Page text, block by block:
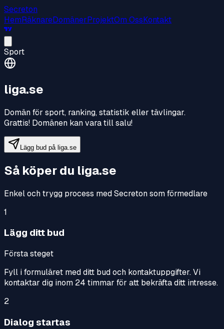
Secreton
HemRäknareDomänerProjektOm OssKontakt
Sport
liga.se
Domän för sport, ranking, statistik eller tävlingar.
Grattis! Domänen kan vara till salu!
Lägg bud på liga.se
Så köper du liga.se
Enkel och trygg process med Secreton som förmedlare
1
Lägg ditt bud
Första steget
Fyll i formuläret med ditt bud och kontaktuppgifter. Vi
kontaktar dig inom 24 timmar för att bekräfta ditt intresse.
2
Dialog startas